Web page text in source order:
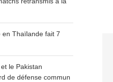
en Thaïlande fait 7
le Pakistan
de défense commun